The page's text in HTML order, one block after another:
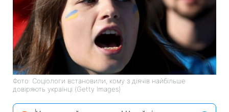
Фото: Соціологи встановили, кому з діячів найбільше
довіряють українці (Getty Images)